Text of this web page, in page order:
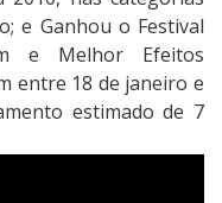
e Ganhou o Festival
e Melhor Efeitos
entre 18 de janeiro e
estimado de 7